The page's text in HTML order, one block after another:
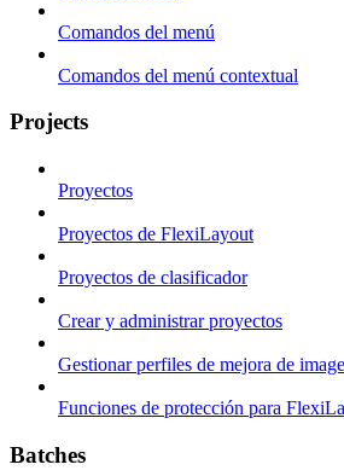
Comandos del menú
Comandos del menú contextual
Projects
Proyectos
Proyectos de FlexiLayout
Proyectos de clasificador
Crear y administrar proyectos
Gestionar perfiles de mejora de
Funciones de protección para
Batches